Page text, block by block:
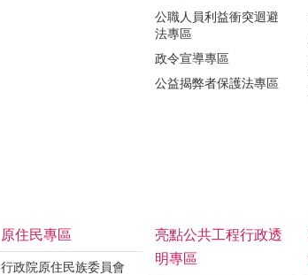
公職人員利益衝突迴避
法專區
政令宣導專區
公益揭弊者保護法專區
原住民專區
行政院原住民族委員會
亮點公共工程行政透
明專區